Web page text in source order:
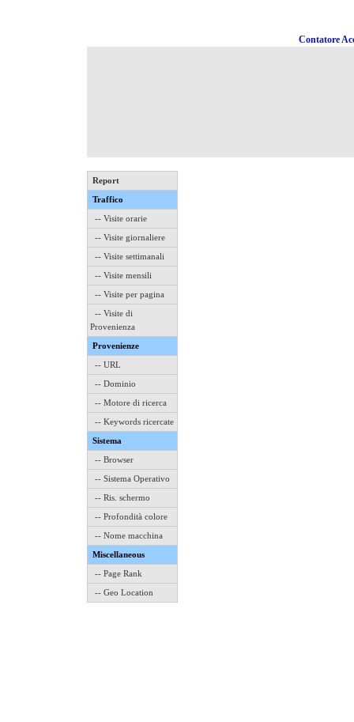
Contatore
Report
Traffico
-- Visite orarie
-- Visite giornaliere
-- Visite settimanali
-- Visite mensili
-- Visite per pagina
-- Visite di
Provenienza
Provenienze
-- URL
-- Dominio
-- Motore di ricerca
-- Keywords ricercate
Sistema
-- Browser
-- Sistema Operativo
-- Ris. schermo
-- Profondità colore
-- Nome macchina
Miscellaneous
-- Page Rank
-- Geo Location